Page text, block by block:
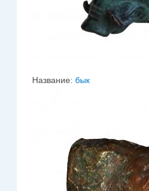
Название: бык